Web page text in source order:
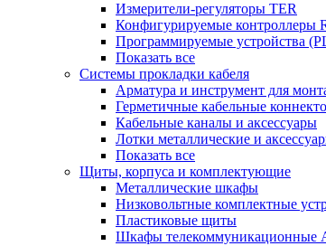
Измерители-регуляторы TER
Конфигурируемые контроллеры
Программируемые устройства
Показать все
Системы прокладки кабеля
Арматура и инструмент для
Герметичные кабельные
Кабельные каналы и аксессуары
Лотки металлические и
Показать все
Щиты, корпуса и комплектующие
Металлические шкафы
Низковольтные комплектные
Пластиковые щиты
Шкафы телекоммуникационные